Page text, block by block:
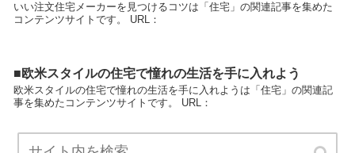
いい注文住宅メーカーを見つけるコツは「住宅」の関連記事を集めた
コンテンツサイトです。 URL：
■欧米スタイルの住宅で憧れの生活を手に入れよう
欧米スタイルの住宅で憧れの生活を手に入れようは「住宅」の関連記
事を集めたコンテンツサイトです。 URL：